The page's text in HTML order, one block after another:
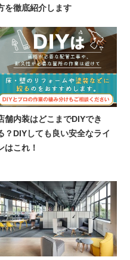
を徹底紹介します
舗内装はどこまでDIYでき
？DIYしても良い安全なライ
はこれ！